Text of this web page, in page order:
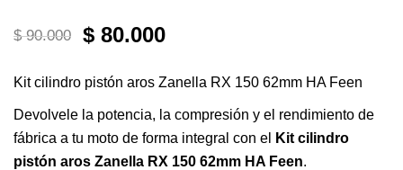
$90.000
El
precio
original
era:
$ 80.000El
actual
es:
Kit cilindro pistón aros Zanella RX 150 62mm HA Feen
Devolvele la potencia, la compresión y el rendimiento de
fábrica a tu moto de forma integral con el
Kit cilindro
pistón aros Zanella RX 150 62mm HA Feen.